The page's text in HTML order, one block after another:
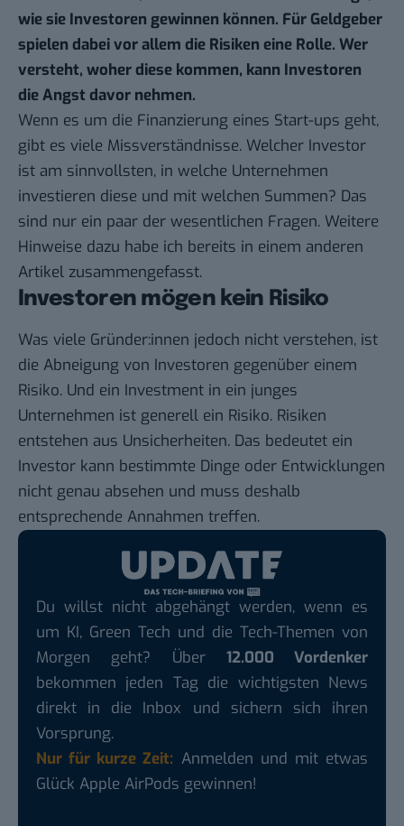
wie sie Investoren gewinnen können. Für Geldgeber
spielen dabei vor allem die Risiken eine Rolle. Wer
versteht, woher diese kommen, kann Investoren
die Angst davor nehmen.
Wenn es um die Finanzierung eines Start-ups geht,
gibt es viele Missverständnisse. Welcher Investor
ist am sinnvollsten, in welche Unternehmen
investieren diese und mit welchen Summen? Das
sind nur ein paar der wesentlichen Fragen. Weitere
Hinweise dazu habe ich bereits in einem anderen
Artikel zusammengefasst.
Investoren mögen kein Risiko
Was viele Gründer:innen jedoch nicht verstehen, ist
die Abneigung von Investoren gegenüber einem
Risiko. Und ein Investment in ein junges
Unternehmen ist generell ein Risiko. Risiken
entstehen aus Unsicherheiten. Das bedeutet ein
Investor kann bestimmte Dinge oder Entwicklungen
nicht genau absehen und muss deshalb
entsprechende Annahmen treffen.
Du willst nicht abgehängt werden, wenn es
um KI, Green Tech und die Tech-Themen von
Morgen geht? Über 12.000 Vordenker
bekommen jeden Tag die wichtigsten News
direkt in die Inbox und sichern sich ihren
Vorsprung.
Nur für kurze Zeit: Anmelden und mit etwas
Glück Apple AirPods gewinnen!